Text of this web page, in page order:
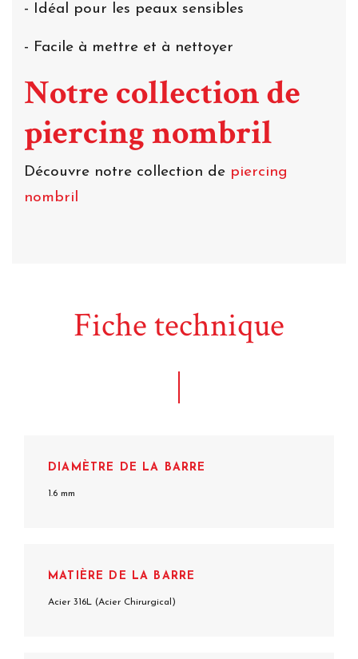
- Idéal pour les peaux sensibles
- Facile à mettre et à nettoyer
Notre collection de
piercing nombril
Découvre notre collection de piercing
nombril
Fiche technique
DIAMÈTRE DE LA BARRE
1.6 mm
MATIÈRE DE LA BARRE
Acier 316L (Acier Chirurgical)